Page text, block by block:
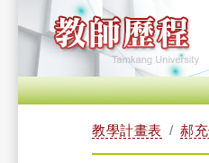
教學計畫表 郝